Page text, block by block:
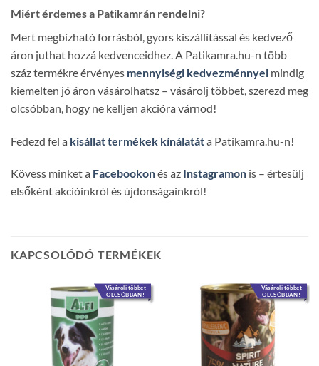
Miért érdemes a Patikamrán rendelni?
Mert megbízható forrásból, gyors kiszállítással és kedvező
áron juthat hozzá kedvenceidhez. A Patikamra.hu-n több
száz termékre érvényes mennyiségi kedvezménnyel mindig
kiemelten jó áron vásárolhatsz – vásárolj többet, szerezd meg
olcsóbban, hogy ne kelljen akcióra várnod!
Fedezd fel a kisállat termékek kínálatáta Patikamra.hu-n!
Kövess minket a Facebookonés az Instagramon is – értesülj
elsőként akcióinkról és újdonságainkról!
KAPCSOLÓDÓ TERMÉKEK
Vásárolj többet
OLCSÓBBAN!
Vásárolj többet
OLCSÓBBAN!